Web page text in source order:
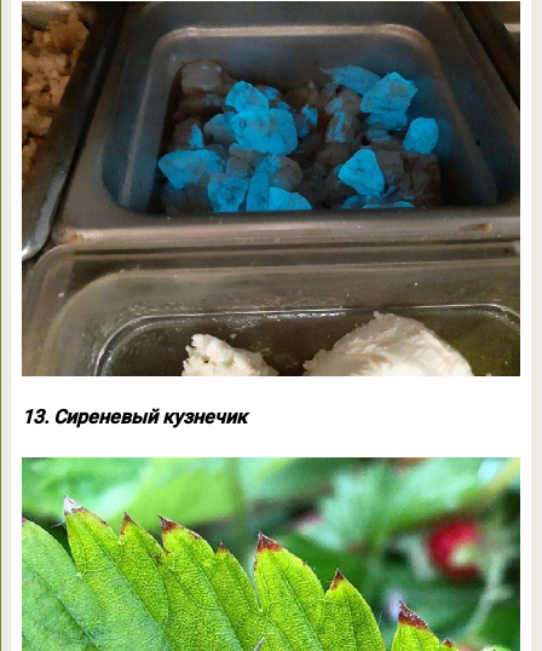
13. Сиреневый кузнечик